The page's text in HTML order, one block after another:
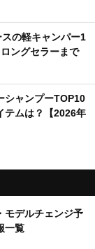
スの軽キャンパー1
ングセラーまで
シャンプーTOP10
テムは？【2026年
モデルチェンジ予
一覧